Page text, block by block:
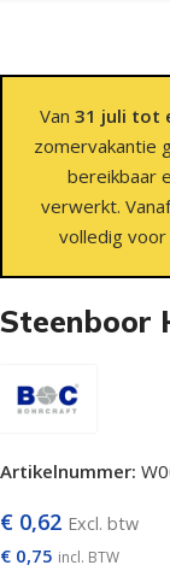
Van 31 juli tot
zomervakantie
bereikbaar
verwerkt.
volledig voor
Steenboor
Artikelnummer:
€ 0,62 Excl. btw
€ 0,75 incl. BTW